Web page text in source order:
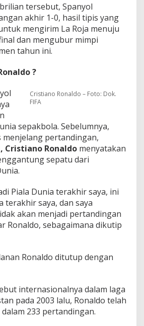
tersebut, Spanyol
akhir 1-0, hasil tipis yang
mengirim La Roja menuju
dan mengubur mimpi
tahun ini.
?
Cristiano Ronaldo – Foto: Dok.
FIFA
sepakbola. Sebelumnya,
menjelang pertandingan,
Cristiano Ronaldo menyatakan
sepatu dari
Piala Dunia terakhir saya, ini
terakhir saya, dan saya
akan menjadi pertandingan
Ronaldo, sebagaimana dikutip
Ronaldo ditutup dengan
internasionalnya dalam laga
pada 2003 lalu, Ronaldo telah
233 pertandingan.